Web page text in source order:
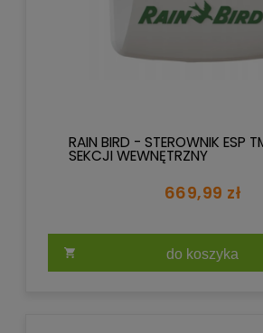
RAIN BIRD - STEROWNIK ESP
SEKCJI WEWNĘTRZNY
669,99 zł
do koszyka